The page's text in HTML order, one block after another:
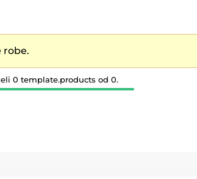
robe.
0 template.products od 0.